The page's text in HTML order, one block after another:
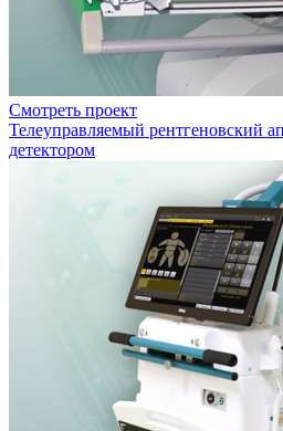
Смотреть проект
Телеуправляемый рентгеновский
детектором